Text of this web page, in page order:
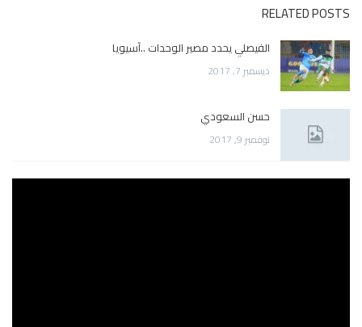
RELATED POSTS
الفيصلي يحدد مصير الوحدات ..آسيويا
ديسمبر 7, 2017
حسن السعودي
نوفمبر 9, 2017